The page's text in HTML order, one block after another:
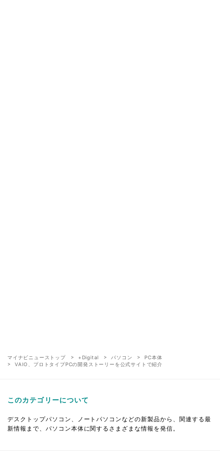
マイナビニューストップ +Digital パソコン
PC本体
VAIO、プロトタイプPCの開発ストーリーを公式サイトで紹介
このカテゴリーについて
デスクトップパソコン、ノートパソコンなどの新製品から、関連する最
新情報まで、パソコン本体に関するさまざまな情報を発信。